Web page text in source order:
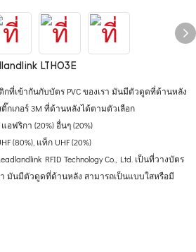
LTH03E
กที่เข้ากันกับบัตร PVC ของเรา มันมีตัวดูดที่ด้านหลัง
กเกอร์ 3M ที่ด้านหลังได้ตามตัวเลือก
อฟริกา (20%) อื่นๆ (20%)
(80%), แท็ก UHF (20%)
RFID Technology Co., Ltd. เป็นที่วางบัตร
า มันมีตัวดูดที่ด้านหลัง สามารถเป็นแบบใสหรือมี